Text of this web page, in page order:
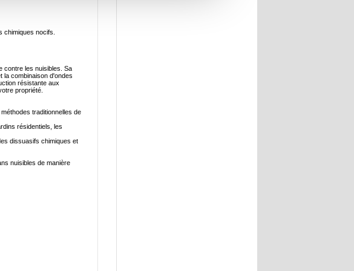
nocifs.
contre les nuisibles. Sa
la combinaison d'ondes
résistante aux
propriété.
traditionnelles de
résidentiels, les
dissuasifs chimiques et
nuisibles de manière